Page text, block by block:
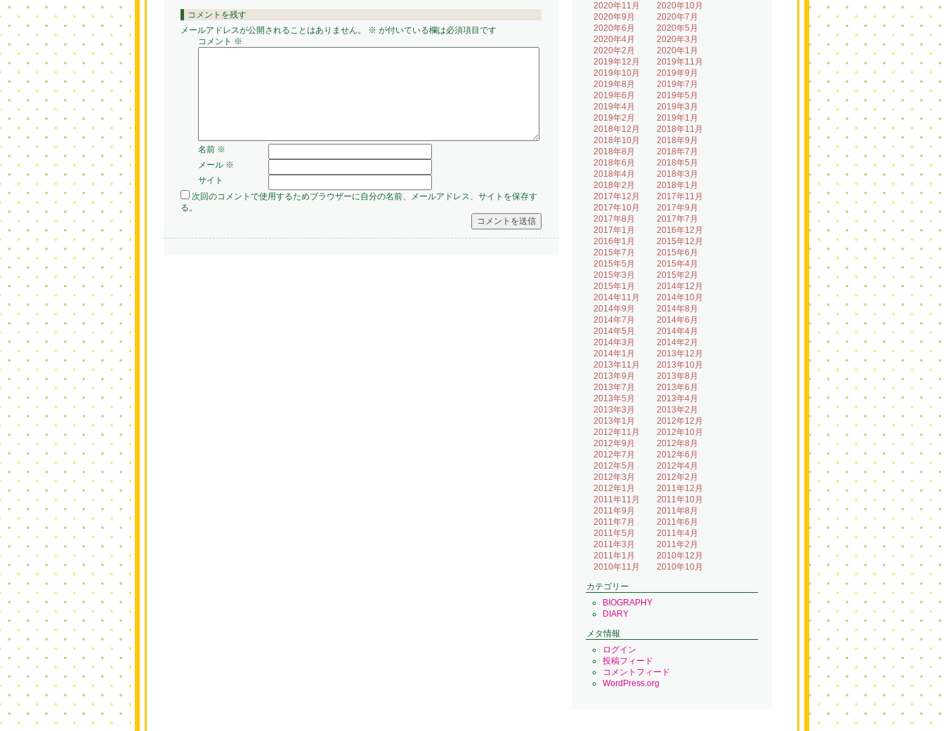
コメントを残す
メールアドレスが公開されることはありません。
※ が付いている欄は必須項目です
コメント ※
名前 ※
メール ※
サイト
次回のコメントで使用するためブラウザーに自分の名前、メールアドレス、サイトを保存す
る。
2020年11月
2020年10月
2020年9月
2020年7月
2020年6月
2020年5月
2020年4月
2020年3月
2020年2月
2020年1月
2019年12月
2019年11月
2019年10月
2019年9月
2019年8月
2019年7月
2019年6月
2019年5月
2019年4月
2019年3月
2019年2月
2019年1月
2018年12月
2018年11月
2018年10月
2018年9月
2018年8月
2018年7月
2018年6月
2018年5月
2018年4月
2018年3月
2018年2月
2018年1月
2017年12月
2017年11月
2017年10月
2017年9月
2017年8月
2017年7月
2017年1月
2016年12月
2016年1月
2015年12月
2015年7月
2015年6月
2015年5月
2015年4月
2015年3月
2015年2月
2015年1月
2014年12月
2014年11月
2014年10月
2014年9月
2014年8月
2014年7月
2014年6月
2014年5月
2014年4月
2014年3月
2014年2月
2014年1月
2013年12月
2013年11月
2013年10月
2013年9月
2013年8月
2013年7月
2013年6月
2013年5月
2013年4月
2013年3月
2013年2月
2013年1月
2012年12月
2012年11月
2012年10月
2012年9月
2012年8月
2012年7月
2012年6月
2012年5月
2012年4月
2012年3月
2012年2月
2012年1月
2011年12月
2011年11月
2011年10月
2011年9月
2011年8月
2011年7月
2011年6月
2011年5月
2011年4月
2011年3月
2011年2月
2011年1月
2010年12月
2010年11月
2010年10月
カテゴリー
BIOGRAPHY
DIARY
メタ情報
ログイン
投稿フィード
コメントフィード
WordPress.org